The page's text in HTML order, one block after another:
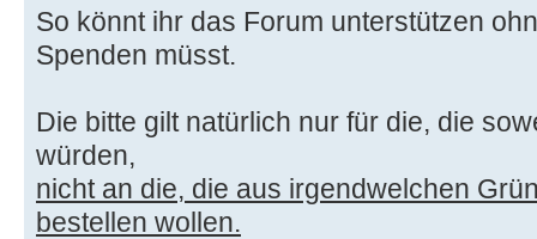
So könnt ihr das Forum unterstützen
Spenden müsst.
Die bitte gilt natürlich nur für die, die
würden,
nicht an die, die aus irgendwelchen
bestellen wollen.